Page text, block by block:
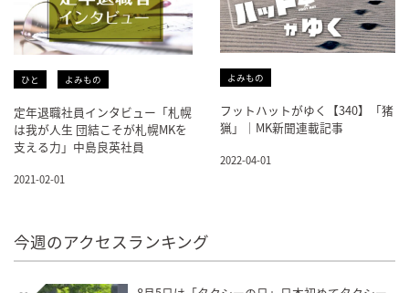
ひと よみもの
定年退職社員インタビュー「札幌
は我が人生 団結こそが札幌MKを
支える力」中島良英社員
2021-02-01
よみもの
フットハットがゆく【340】「猪
猟」｜MK新聞連載記事
2022-04-01
今週のアクセスランキング